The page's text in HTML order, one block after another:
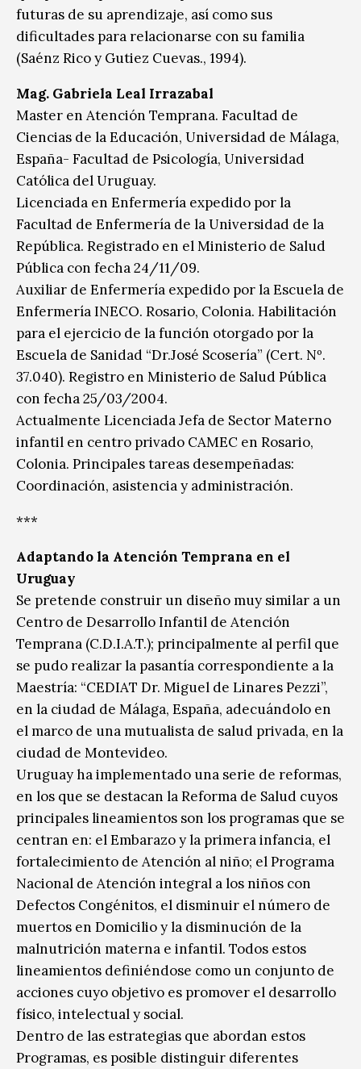
futuras de su aprendizaje, así como sus
dificultades para relacionarse con su familia
(Saénz Rico y Gutiez Cuevas., 1994).
Mag. Gabriela Leal Irrazabal
Master en Atención Temprana. Facultad de
Ciencias de la Educación, Universidad de Málaga,
España- Facultad de Psicología, Universidad
Católica del Uruguay.
Licenciada en Enfermería expedido por la
Facultad de Enfermería de la Universidad de la
República. Registrado en el Ministerio de Salud
Pública con fecha 24/11/09.
Auxiliar de Enfermería expedido por la Escuela de
Enfermería INECO. Rosario, Colonia. Habilitación
para el ejercicio de la función otorgado por la
Escuela de Sanidad “Dr.José Scosería” (Cert. Nº.
37.040). Registro en Ministerio de Salud Pública
con fecha 25/03/2004.
Actualmente Licenciada Jefa de Sector Materno
infantil en centro privado CAMEC en Rosario,
Colonia. Principales tareas desempeñadas:
Coordinación, asistencia y administración.
***
Adaptando la Atención Temprana en el
Uruguay
Se pretende construir un diseño muy similar a un
Centro de Desarrollo Infantil de Atención
Temprana (C.D.I.A.T.); principalmente al perfil que
se pudo realizar la pasantía correspondiente a la
Maestría: “CEDIAT Dr. Miguel de Linares Pezzi”,
en la ciudad de Málaga, España, adecuándolo en
el marco de una mutualista de salud privada, en la
ciudad de Montevideo.
Uruguay ha implementado una serie de reformas,
en los que se destacan la Reforma de Salud cuyos
principales lineamientos son los programas que se
centran en: el Embarazo y la primera infancia, el
fortalecimiento de Atención al niño; el Programa
Nacional de Atención integral a los niños con
Defectos Congénitos, el disminuir el número de
muertos en Domicilio y la disminución de la
malnutrición materna e infantil. Todos estos
lineamientos definiéndose como un conjunto de
acciones cuyo objetivo es promover el desarrollo
físico, intelectual y social.
Dentro de las estrategias que abordan estos
Programas, es posible distinguir diferentes